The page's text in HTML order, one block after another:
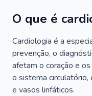
O que é
Cardiologia é a
prevenção, o
afetam o coração e
o sistema circulatório,
e vasos linfáticos.